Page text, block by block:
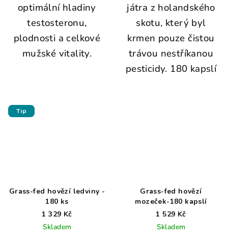
optimální hladiny
testosteronu,
plodnosti a celkové
mužské vitality.
játra z holandského
skotu, který byl
krmen pouze čistou
trávou nestříkanou
pesticidy. 180 kapslí
Tip
Grass-fed hovězí ledviny -
180 ks
1 329 Kč
Skladem
Grass-fed hovězí
mozeček-180 kapslí
1 529 Kč
Skladem